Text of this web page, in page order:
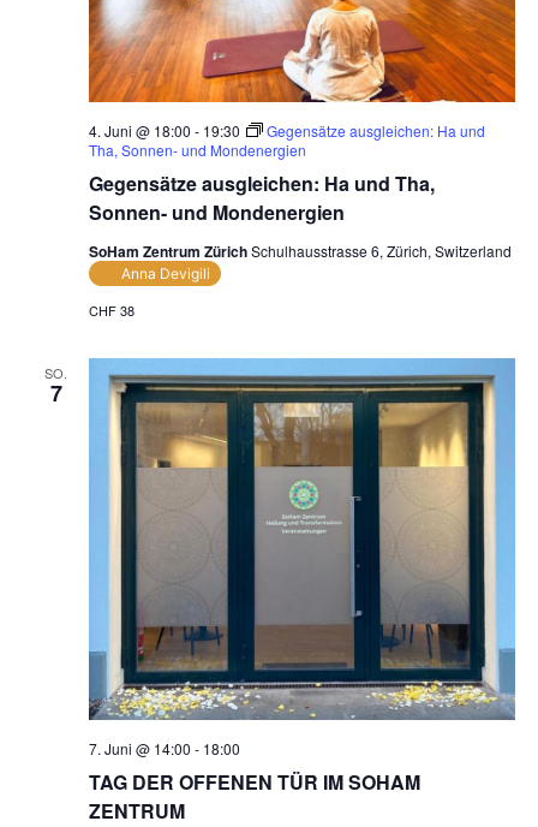
Gegensätze ausgleichen: Ha und Tha,
Sonnen- und Mondenergien
4. Juni @ 18:00 - 19:30
Gegensätze ausgleichen: Ha und
Tha, Sonnen- und Mondenergien
SoHam Zentrum ZürichSchulhausstrasse 6, Zürich, Switzerland
Anna Devigili
CHF 38
SO.
7
TAG DER OFFENEN TÜR IM SOHAM
ZENTRUM
7. Juni @ 14:00 - 18:00